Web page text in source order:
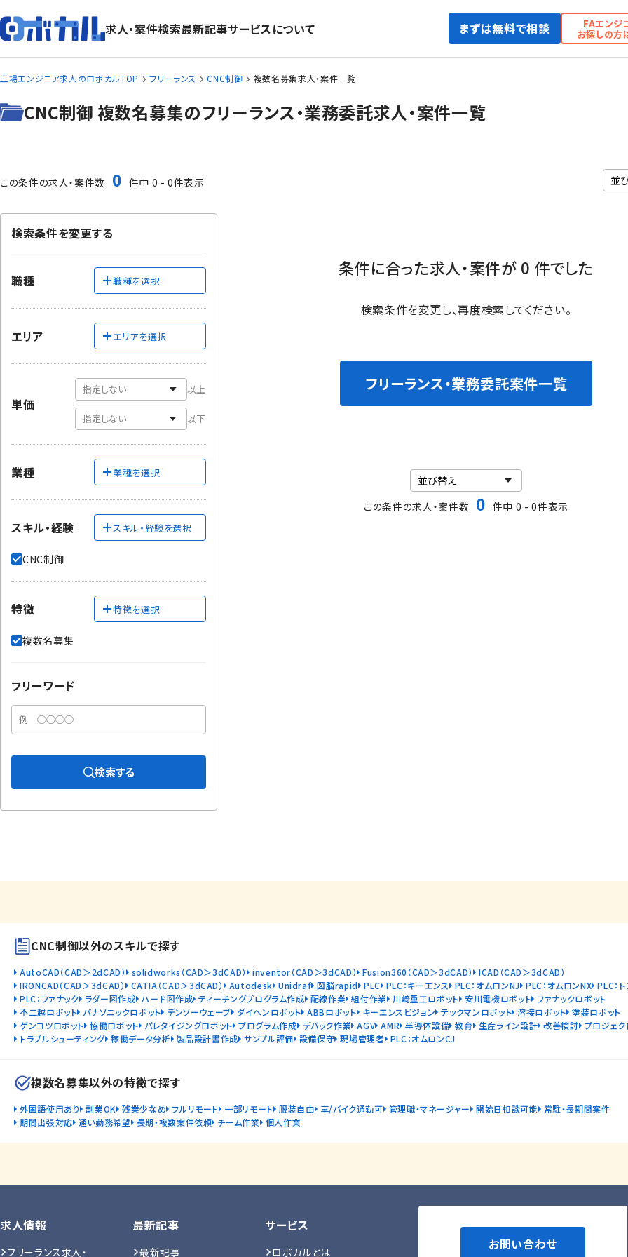
求人・案件検索最新記事サービスについて まずは無料で相談 FAエンジ
お探しの方
工場エンジニア求人のロボカルTOP フリーランス CNC制御 複数名募集求人・案件一覧
CNC制御 複数名募集のフリーランス・業務委託求人・案件一覧
この条件の求人・案件数 0 件中 0 - 0件表示
条件に合った求人・案件が 0 件でした
検索条件を変更し、再度検索してください。
フリーランス・業務委託案件一覧
この条件の求人・案件数 0 件中 0 - 0件表示
検索条件を変更する
職種 職種を選択
エリア エリアを選択
単価
以上
以下
業種 業種を選択
スキル・経験 スキル・経験を選択
CNC制御
特徴 特徴を選択
複数名募集
フリーワード
検索する
CNC制御以外のスキルで探す
AutoCAD（CAD＞2dCAD） solidworks（CAD＞3dCAD） inventor（CAD＞3dCAD） Fusion360（CAD＞3dCAD）
ICAD（CAD＞3dCAD）
IRONCAD（CAD＞3dCAD）
CATIA（CAD＞3dCAD） Autodesk Unidraf 図脳rapid PLC PLC：キーエンス PLC：オムロンNJ PLC：オムロンNX PLC：
PLC：ファナック ラダー図作成 ハード図作成 ティーチングプログラム作成 配線作業 組付作業 川崎重工ロボット 安川電機ロボット ファナックロボット
不二越ロボット パナソニックロボット デンソーウェーブ ダイヘンロボット ABBロボット キーエンスビジョン テックマンロボット 溶接ロボット 塗装ロボット
ゲンコツロボット 協働ロボット パレタイジングロボット プログラム作成 デバック作業 AGV AMR 半導体設備 教育 生産ライン設計 改善検討 プロジェク
トラブルシューティング 稼働データ分析 製品設計書作成 サンプル評価 設備保守 現場管理者 PLC：オムロンCJ
複数名募集以外の特徴で探す
外国語使用あり 副業OK 残業少なめ フルリモート 一部リモート 服装自由 車/バイク通勤可 管理職・マネージャー 開始日相談可能
常駐・長期間案件
期間出張対応 通い勤務希望 長期・複数案件依頼 チーム作業 個人作業
求人情報
フリーランス求人・
最新記事
最新記事
サービス
ロボカルとは お問い合わせ